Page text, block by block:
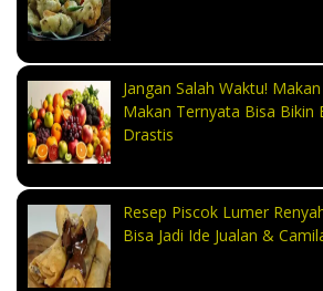
Jangan Salah Waktu!
Makan Ternyata Bisa Bikin
Drastis
Resep Piscok Lumer
Bisa Jadi Ide Jualan &